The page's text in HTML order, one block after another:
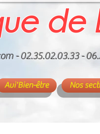
de
- 02.35.02.03.33 -
Avi'Bien-être Nos